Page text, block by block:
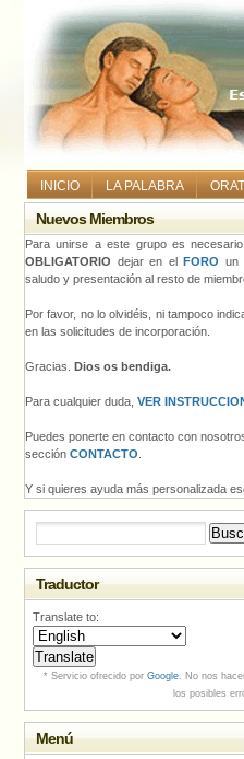
INICIO LA PALABRA
Nuevos Miembros
Para unirse a este grupo es necesario
OBLIGATORIO dejar en el FORO un
saludo y presentación al resto de
Por favor, no lo olvidéis, ni tampoco
en las solicitudes de incorporación.
Gracias. Dios os bendiga.
Para cualquier duda, VER
Puedes ponerte en contacto con
sección CONTACTO
Y si quieres ayuda más personalizada
Traductor
Translate to:
* Servicio ofrecido por Google. No nos
los posibles
Menú